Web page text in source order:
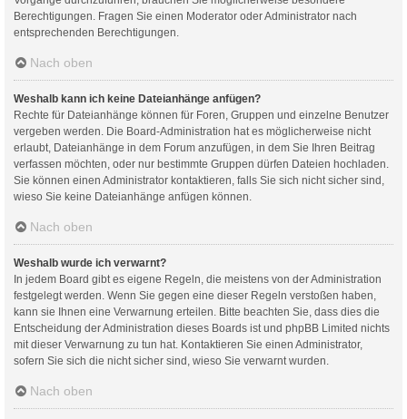
Berechtigungen. Fragen Sie einen Moderator oder Administrator nach
entsprechenden Berechtigungen.
Nach oben
Weshalb kann ich keine Dateianhänge anfügen?
Rechte für Dateianhänge können für Foren, Gruppen und einzelne Benutzer
vergeben werden. Die Board-Administration hat es möglicherweise nicht
erlaubt, Dateianhänge in dem Forum anzufügen, in dem Sie Ihren Beitrag
verfassen möchten, oder nur bestimmte Gruppen dürfen Dateien hochladen.
Sie können einen Administrator kontaktieren, falls Sie sich nicht sicher sind,
wieso Sie keine Dateianhänge anfügen können.
Nach oben
Weshalb wurde ich verwarnt?
In jedem Board gibt es eigene Regeln, die meistens von der Administration
festgelegt werden. Wenn Sie gegen eine dieser Regeln verstoßen haben,
kann sie Ihnen eine Verwarnung erteilen. Bitte beachten Sie, dass dies die
Entscheidung der Administration dieses Boards ist und phpBB Limited nichts
mit dieser Verwarnung zu tun hat. Kontaktieren Sie einen Administrator,
sofern Sie sich die nicht sicher sind, wieso Sie verwarnt wurden.
Nach oben